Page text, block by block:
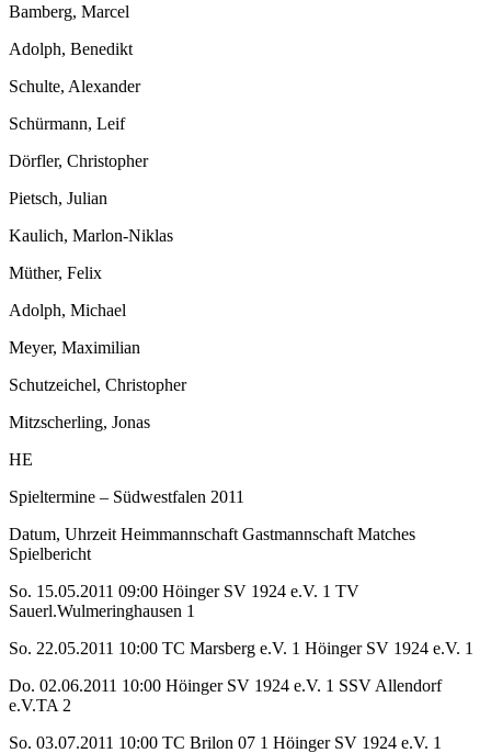
Bamberg, Marcel
Adolph, Benedikt
Schulte, Alexander
Schürmann, Leif
Dörfler, Christopher
Pietsch, Julian
Kaulich, Marlon-Niklas
Müther, Felix
Adolph, Michael
Meyer, Maximilian
Schutzeichel, Christopher
Mitzscherling, Jonas
HE
Spieltermine – Südwestfalen 2011
Datum, Uhrzeit Heimmannschaft Gastmannschaft Matches
Spielbericht
So. 15.05.2011 09:00 Höinger SV 1924 e.V. 1 TV
Sauerl.Wulmeringhausen 1
So. 22.05.2011 10:00 TC Marsberg e.V. 1 Höinger SV 1924 e.V. 1
Do. 02.06.2011 10:00 Höinger SV 1924 e.V. 1 SSV Allendorf
e.V.TA 2
So. 03.07.2011 10:00 TC Brilon 07 1 Höinger SV 1924 e.V. 1